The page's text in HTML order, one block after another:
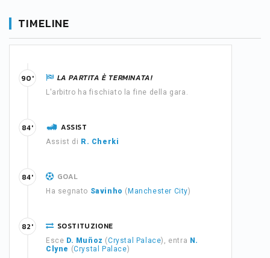
TIMELINE
LA PARTITA È TERMINATA!
L'arbitro ha fischiato la fine della gara.
90'
ASSIST
Assist di R. Cherki
84'
GOAL
Ha segnato Savinho ( Manchester City)
84'
SOSTITUZIONE
Esce D. Muñoz (Crystal Palace), entra N.
Clyne (Crystal Palace)
82'